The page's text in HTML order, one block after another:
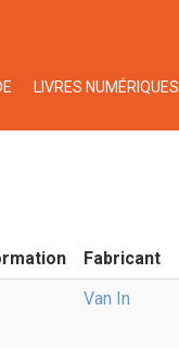
LIVRES NUMÉRIQUES
Fabricant
Van In